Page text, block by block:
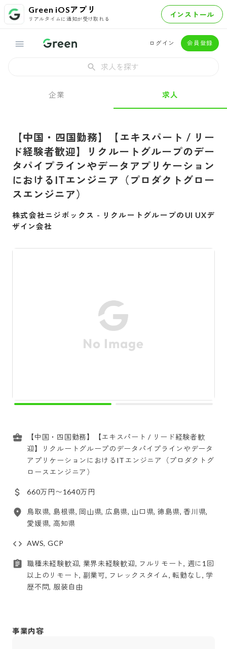
Green iOSアプリ
リアルタイムに通知が受け取れる インストール
ログイン 会員登録
求人を探す
企業 求人
【中国・四国勤務】【エキスパート / リー
ド経験者歓迎】リクルートグループのデー
タパイプラインやデータアプリケーション
におけるITエンジニア（プロダクトグロー
スエンジニア）
株式会社ニジボックス - リクルートグループのUI UXデ
ザイン会社
【中国・四国勤務】【エキスパート / リード経験者歓
迎】リクルートグループのデータパイプラインやデータ
アプリケーションにおけるITエンジニア（プロダクトグ
ロースエンジニア）
660万円〜1640万円
鳥取県, 島根県, 岡山県, 広島県, 山口県, 徳島県, 香川県,
愛媛県, 高知県
AWS, GCP
職種未経験歓迎, 業界未経験歓迎, フルリモート, 週に1回
以上のリモート, 副業可, フレックスタイム, 転勤なし, 学
歴不問, 服装自由
事業内容